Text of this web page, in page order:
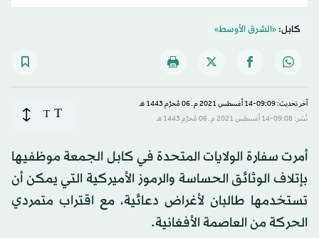
كابل:«الشرق الأوسط»
آخر تحديث: 09:09-14 أغسطس 2021 م ـ 06 مُحرَّم 1443 هـ
نُشر: 09:08-14 أغسطس 2021 م ـ 06 مُحرَّم 1443 هـ
T
T
أمرت سفارة الولايات المتحدة في كابل الجمعة موظفيها
بإتلاف الوثائق الحساسة والرموز الأميركية التي يمكن أن
تستخدمها طالبان لأغراض دعائية، مع اقتراب متمردي
الحركة من العاصمة الأفغانية.